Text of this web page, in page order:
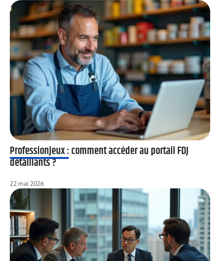
Professionjeux : comment accéder au portail FDJ
détaillants ?
22 mai 2026